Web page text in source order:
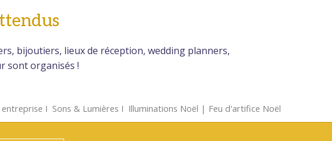
bijoutiers, lieux de réception, wedding planners,
sont organisés !
entreprise Ι Sons & Lumières Ι Illuminations Noël | Feu d'artifice Noël